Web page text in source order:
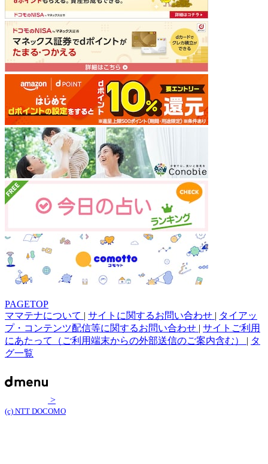
PAGETOP
ママテナについて | サイトに関するお問い合わせ | タイアッ
プ・コンテンツ配信等に関するお問い合わせ | サイトご利用
にあたって（ご利用端末からの外部送信のご案内含む） | タ
グ一覧
>
(c) NTT DOCOMO